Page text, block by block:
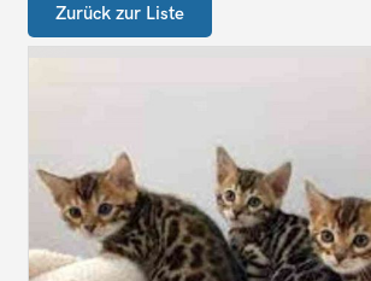
Zurück zur Liste